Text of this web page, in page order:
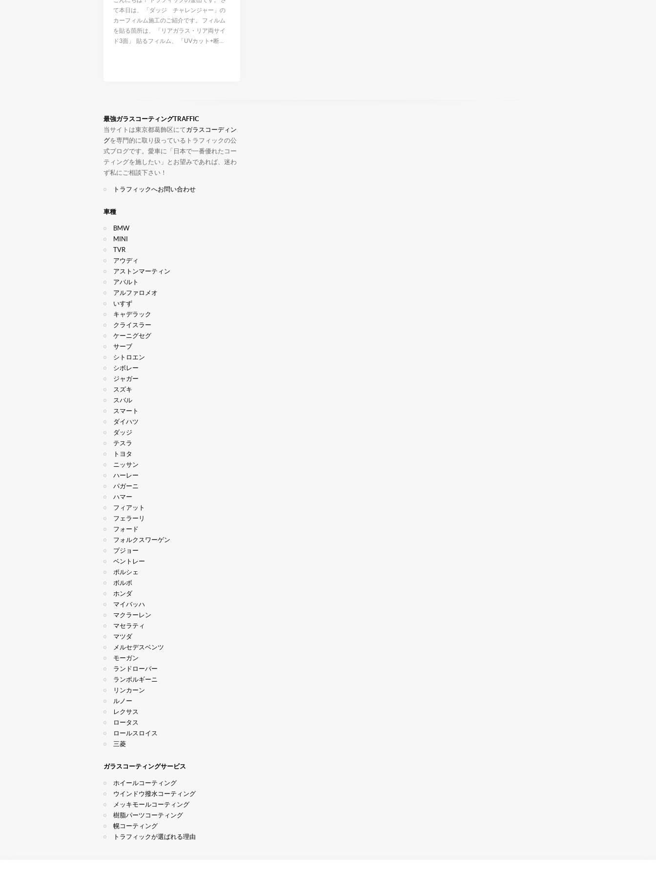
て本日は、 「ダッジ チャレンジャー」の
カーフィルム施工のご紹介です。 フィルム
を貼る箇所は、 「リアガラス・リア両サイ
ド3面」 貼るフィルム、 「UVカット+断…
最強ガラスコーティングTRAFFIC
当サイトは東京都葛飾区にてガラスコーディン
グを専門的に取り扱っているトラフィックの公
式ブログです。愛車に「日本で一番優れたコー
ティングを施したい」とお望みであれば、迷わ
ず私にご相談下さい！
トラフィックへお問い合わせ
車種
BMW
MINI
TVR
アウディ
アストンマーティン
アバルト
アルファロメオ
いすず
キャデラック
クライスラー
ケーニグセグ
サーブ
シトロエン
シボレー
ジャガー
スズキ
スバル
スマート
ダイハツ
ダッジ
テスラ
トヨタ
ニッサン
ハーレー
パガーニ
ハマー
フィアット
フェラーリ
フォード
フォルクスワーゲン
プジョー
ベントレー
ポルシェ
ボルボ
ホンダ
マイバッハ
マクラーレン
マセラティ
マツダ
メルセデスベンツ
モーガン
ランドローバー
ランボルギーニ
リンカーン
ルノー
レクサス
ロータス
ロールスロイス
三菱
ガラスコーティングサービス
ホイールコーティング
ウインドウ撥水コーティング
メッキモールコーティング
樹脂パーツコーティング
幌コーティング
トラフィックが選ばれる理由